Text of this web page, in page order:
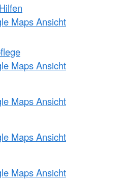
Maps Ansicht
Maps Ansicht
Maps Ansicht
Maps Ansicht
Maps Ansicht